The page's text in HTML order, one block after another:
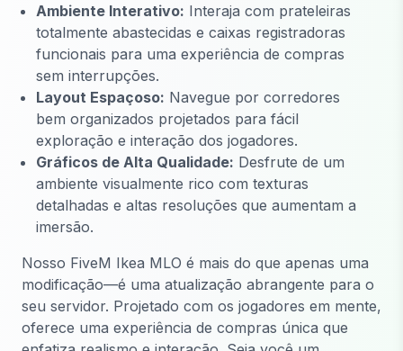
Ambiente Interativo: Interaja com prateleiras
totalmente abastecidas e caixas registradoras
funcionais para uma experiência de compras
sem interrupções.
Layout Espaçoso: Navegue por corredores
bem organizados projetados para fácil
exploração e interação dos jogadores.
Gráficos de Alta Qualidade: Desfrute de um
ambiente visualmente rico com texturas
detalhadas e altas resoluções que aumentam a
imersão.
Nosso FiveM Ikea MLO é mais do que apenas uma
modificação—é uma atualização abrangente para o
seu servidor. Projetado com os jogadores em mente,
oferece uma experiência de compras única que